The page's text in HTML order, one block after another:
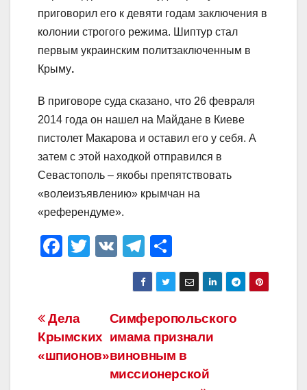
приговорил его к девяти годам заключения в
колонии строгого режима. Шиптур стал
первым украинским политзаключенным в
Крыму.
В приговоре суда сказано, что 26 февраля
2014 года он нашел на Майдане в Киеве
пистолет Макарова и оставил его у себя. А
затем с этой находкой отправился в
Севастополь – якобы препятствовать
«волеизъявлению» крымчан на
«референдуме».
F
e
b
o
T
V
T
el
e
gr
a
m
тп
р
а
в
и
ть
Навигация
по
записям
Симферопольского
имама признали
виновным в
миссионерской
Дела
Крымских
«шпионов»